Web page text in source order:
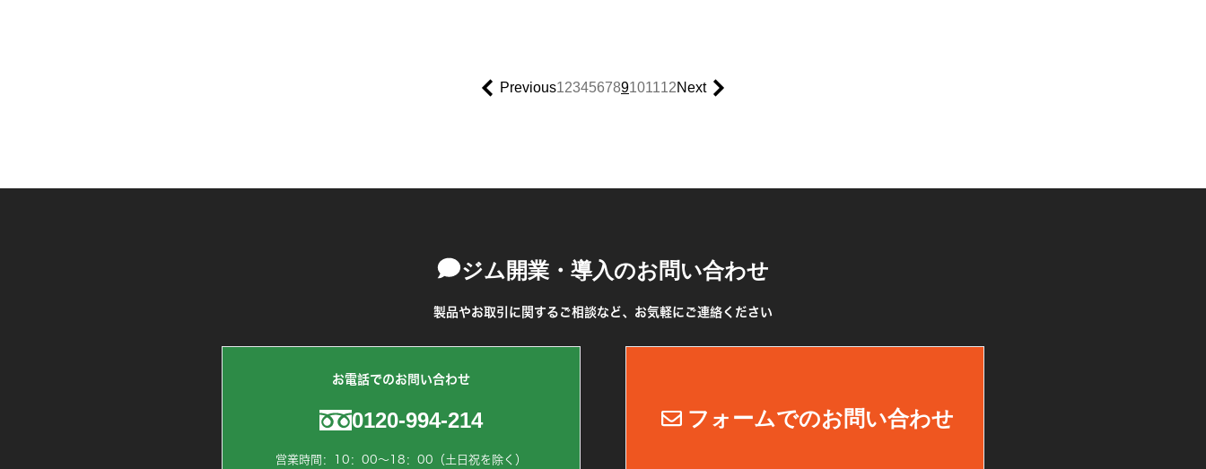
Previous123456789101112Next
ジム開業・導入のお問い合わせ
製品やお取引に関するご相談など、お気軽にご連絡ください
お電話でのお問い合わせ
0120-994-214
営業時間：10：00～18：00（土日祝を除く）
フォームでのお問い合わせ